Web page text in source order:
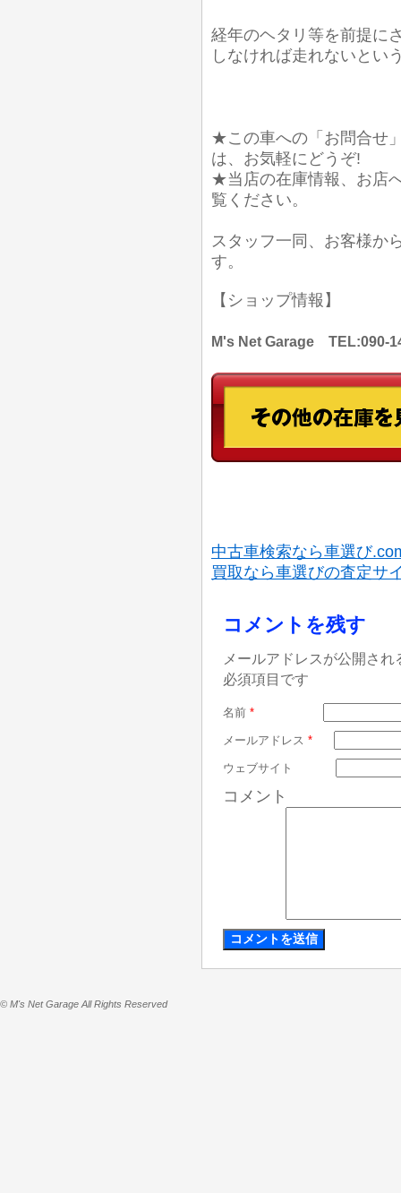
経年のヘタリ等を前提に
しなければ走れないとい
★この車への「お問合せ
は、お気軽にどうぞ!
★当店の在庫情報、お店
覧ください。
スタッフ一同、お客様か
す。
【ショップ情報】
M's Net Garage TEL:090-
中古車検索なら車選び
買取なら車選びの査定サ
コメントを残す
メールアドレスが公開さ
必須項目です
名前 *
メールアドレス *
ウェブサイト
コメント
© M's Net Garage All Rights Reserved